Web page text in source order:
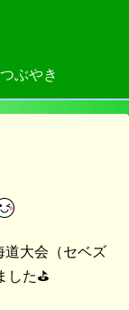
ぶやき
道大会（セベズ
した⛳️